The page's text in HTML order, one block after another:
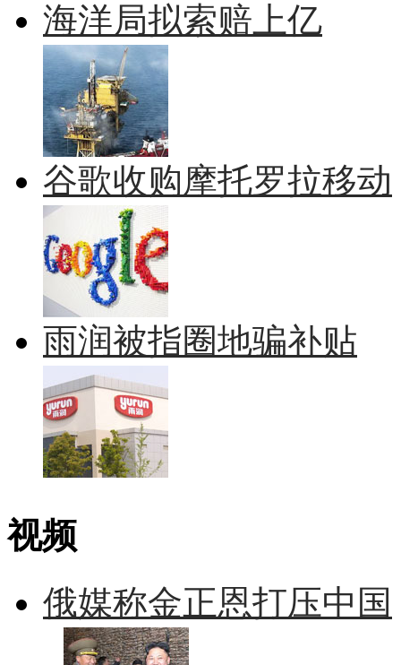
海洋局拟索赔上亿
谷歌收购摩托罗拉移动
雨润被指圈地骗补贴
视频
俄媒称金正恩打压中国